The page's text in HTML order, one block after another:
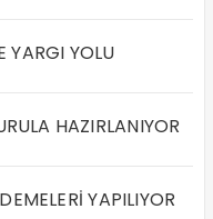
YARGI YOLU
HAZIRLANIYOR
YAPILIYOR